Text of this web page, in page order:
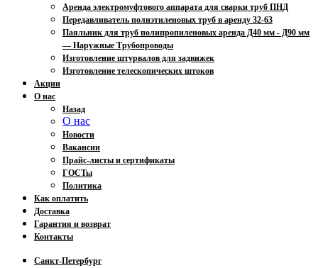
Аренда электромуфтового аппарата для сварки труб ПНД
Передавливатель полиэтиленовых труб в аренду 32-63
Паяльник для труб полипропиленовых аренда Д40 мм - Д90 мм
— Наружные Трубопроводы
Изготовление штурвалов для задвижек
Изготовление телескопических штоков
Акции
О нас
Назад
О нас
Новости
Вакансии
Прайс-листы и сертификаты
ГОСТы
Политика
Как оплатить
Доставка
Гарантия и возврат
Контакты
Санкт-Петербург